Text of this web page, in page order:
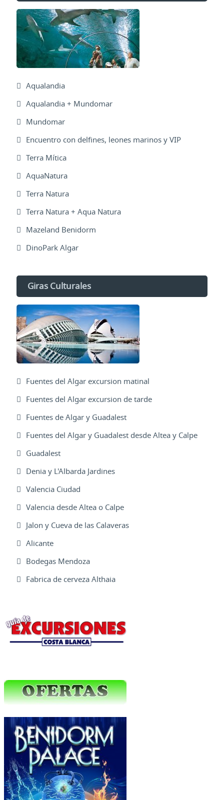
Aqualandia
Aqualandia + Mundomar
Mundomar
Encuentro con delfines, leones marinos y VIP
Terra Mítica
AquaNatura
Terra Natura
Terra Natura + Aqua Natura
Mazeland Benidorm
DinoPark Algar
Giras Culturales
Fuentes del Algar excursion matinal
Fuentes del Algar excursion de tarde
Fuentes de Algar y Guadalest
Fuentes del Algar y Guadalest desde Altea y Calpe
Guadalest
Denia y L'Albarda Jardines
Valencia Ciudad
Valencia desde Altea o Calpe
Jalon y Cueva de las Calaveras
Alicante
Bodegas Mendoza
Fabrica de cerveza Althaia